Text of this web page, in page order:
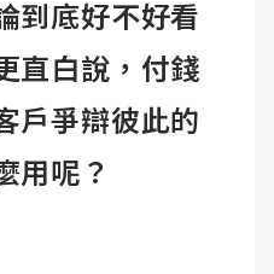
到底好不好看
直白說，付錢
戶爭辯彼此的
用呢？